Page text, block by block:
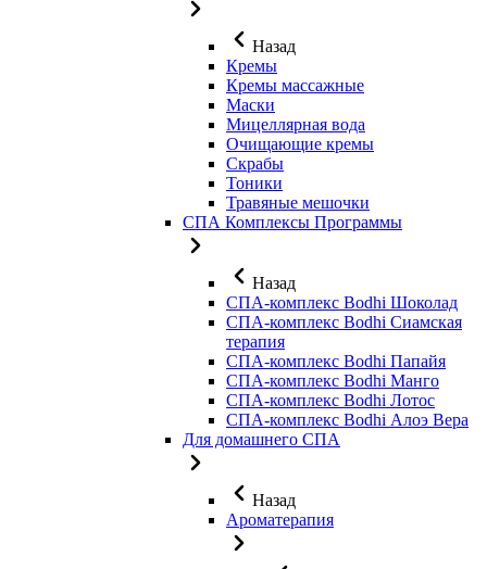
Назад
Кремы
Кремы массажные
Маски
Мицеллярная вода
Очищающие кремы
Скрабы
Тоники
Травяные мешочки
СПА Комплексы Программы
Назад
СПА-комплекс Bodhi Шоколад
СПА-комплекс Bodhi Сиамская
терапия
СПА-комплекс Bodhi Папайя
СПА-комплекс Bodhi Манго
СПА-комплекс Bodhi Лотос
СПА-комплекс Bodhi Алоэ Вера
Для домашнего СПА
Назад
Ароматерапия